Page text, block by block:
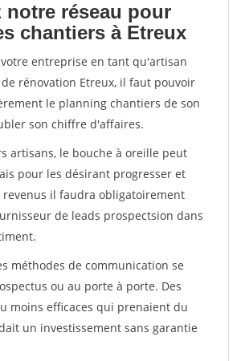
notre réseau pour
chantiers à Etreux
entreprise en tant qu'artisan
rénovation Etreux, il faut pouvoir
le planning chantiers de son
son chiffre d'affaires.
artisans, le bouche à oreille peut
pour les désirant progresser et
il faudra obligatoirement
de leads prospectsion dans
méthodes de communication se
ou au porte à porte. Des
moins efficaces qui prenaient du
un investissement sans garantie